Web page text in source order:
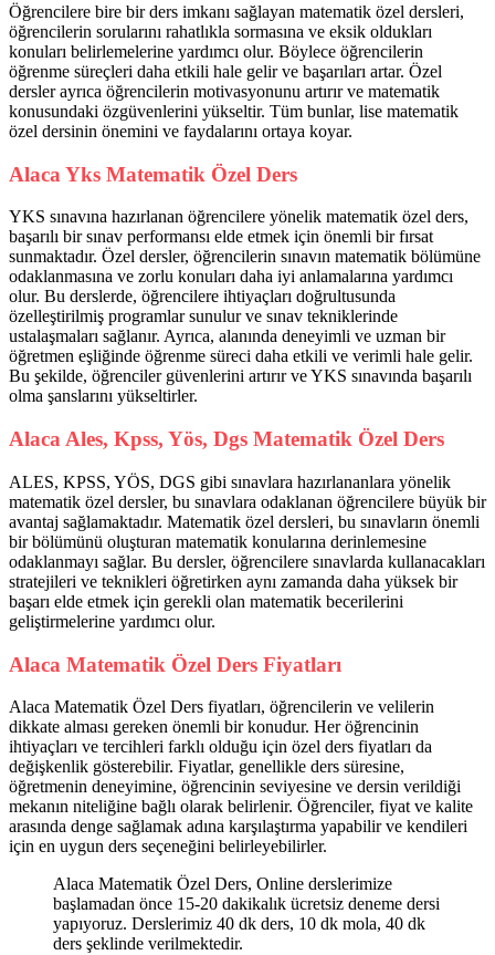
Öğrencilere bire bir ders imkanı sağlayan matematik özel dersleri,
öğrencilerin sorularını rahatlıkla sormasına ve eksik oldukları
konuları belirlemelerine yardımcı olur. Böylece öğrencilerin
öğrenme süreçleri daha etkili hale gelir ve başarıları artar. Özel
dersler ayrıca öğrencilerin motivasyonunu artırır ve matematik
konusundaki özgüvenlerini yükseltir. Tüm bunlar, lise matematik
özel dersinin önemini ve faydalarını ortaya koyar.
Alaca Yks Matematik Özel Ders
YKS sınavına hazırlanan öğrencilere yönelik matematik özel ders,
başarılı bir sınav performansı elde etmek için önemli bir fırsat
sunmaktadır. Özel dersler, öğrencilerin sınavın matematik bölümüne
odaklanmasına ve zorlu konuları daha iyi anlamalarına yardımcı
olur. Bu derslerde, öğrencilere ihtiyaçları doğrultusunda
özelleştirilmiş programlar sunulur ve sınav tekniklerinde
ustalaşmaları sağlanır. Ayrıca, alanında deneyimli ve uzman bir
öğretmen eşliğinde öğrenme süreci daha etkili ve verimli hale gelir.
Bu şekilde, öğrenciler güvenlerini artırır ve YKS sınavında başarılı
olma şanslarını yükseltirler.
Alaca Ales, Kpss, Yös, Dgs Matematik Özel Ders
ALES, KPSS, YÖS, DGS gibi sınavlara hazırlananlara yönelik
matematik özel dersler, bu sınavlara odaklanan öğrencilere büyük bir
avantaj sağlamaktadır. Matematik özel dersleri, bu sınavların önemli
bir bölümünü oluşturan matematik konularına derinlemesine
odaklanmayı sağlar. Bu dersler, öğrencilere sınavlarda kullanacakları
stratejileri ve teknikleri öğretirken aynı zamanda daha yüksek bir
başarı elde etmek için gerekli olan matematik becerilerini
geliştirmelerine yardımcı olur.
Alaca Matematik Özel Ders Fiyatları
Alaca Matematik Özel Ders fiyatları, öğrencilerin ve velilerin
dikkate alması gereken önemli bir konudur. Her öğrencinin
ihtiyaçları ve tercihleri farklı olduğu için özel ders fiyatları da
değişkenlik gösterebilir. Fiyatlar, genellikle ders süresine,
öğretmenin deneyimine, öğrencinin seviyesine ve dersin verildiği
mekanın niteliğine bağlı olarak belirlenir. Öğrenciler, fiyat ve kalite
arasında denge sağlamak adına karşılaştırma yapabilir ve kendileri
için en uygun ders seçeneğini belirleyebilirler.
Alaca Matematik Özel Ders, Online derslerimize
başlamadan önce 15-20 dakikalık ücretsiz deneme dersi
yapıyoruz. Derslerimiz 40 dk ders, 10 dk mola, 40 dk
ders şeklinde verilmektedir.